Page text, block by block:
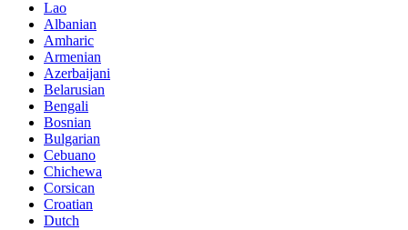
Lao
Albanian
Amharic
Armenian
Azerbaijani
Belarusian
Bengali
Bosnian
Bulgarian
Cebuano
Chichewa
Corsican
Croatian
Dutch